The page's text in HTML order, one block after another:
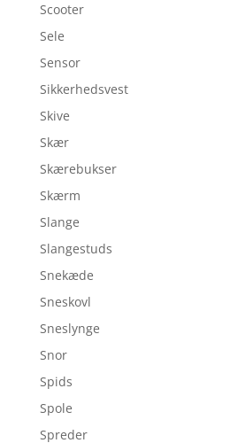
Scooter
Sele
Sensor
Sikkerhedsvest
Skive
Skær
Skærebukser
Skærm
Slange
Slangestuds
Snekæde
Sneskovl
Sneslynge
Snor
Spids
Spole
Spreder